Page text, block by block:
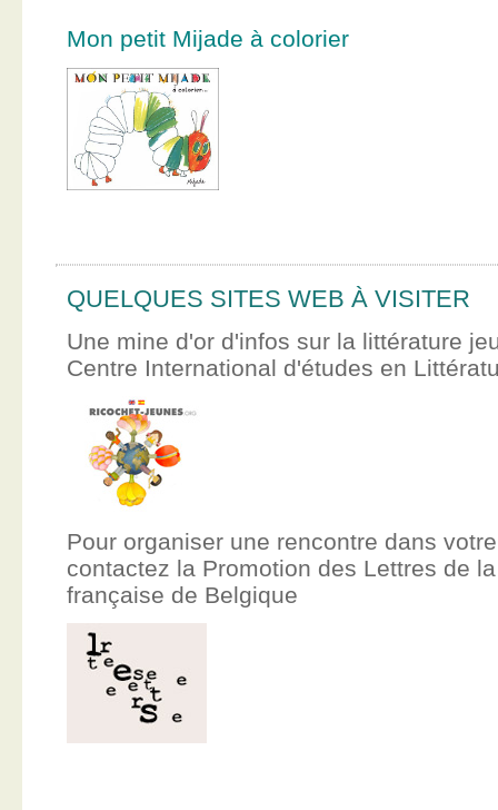
Mon petit Mijade à colorier
QUELQUES SITES WEB À VISITER
Une mine d'or d'infos sur la littérature
Centre International d'études en
Pour organiser une rencontre dans
contactez la Promotion des Lettres de
française de Belgique